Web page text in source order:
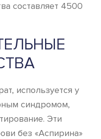
составляет 4500
используется у
синдромом,
Эти
без «Аспирина»